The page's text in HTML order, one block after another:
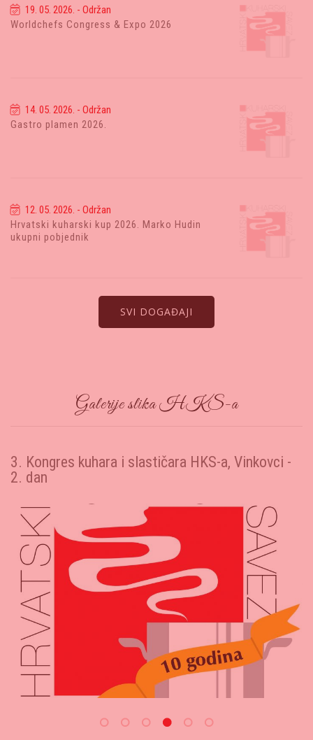
19. 05. 2026. - Održan
Worldchefs Congress & Expo 2026
14. 05. 2026. - Održan
Gastro plamen 2026.
12. 05. 2026. - Održan
Hrvatski kuharski kup 2026. Marko Hudin
ukupni pobjednik
SVI DOGAĐAJI
Galerije slika HKS-a
3. Kongres kuhara i slastičara HKS-a, Vinkovci -
1. dan